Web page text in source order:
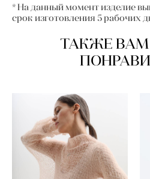
* На данный момент изделие
срок изготовления 5 рабочих
ТАКЖЕ